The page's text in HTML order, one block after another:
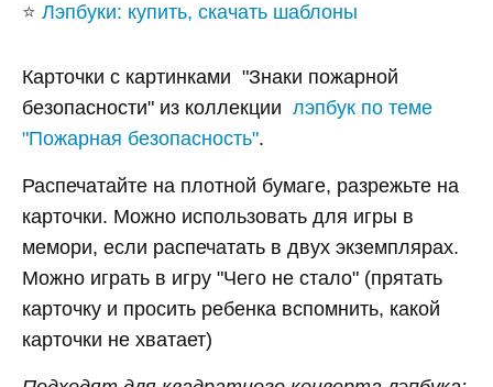
⭐ Лэпбуки: купить, скачать шаблоны
Карточки с картинками "Знаки пожарной
безопасности" из коллекции лэпбук по теме
"Пожарная безопасность".
Распечатайте на плотной бумаге, разрежьте на
карточки. Можно использовать для игры в
мемори, если распечатать в двух экземплярах.
Можно играть в игру "Чего не стало" (прятать
карточку и просить ребенка вспомнить, какой
карточки не хватает)